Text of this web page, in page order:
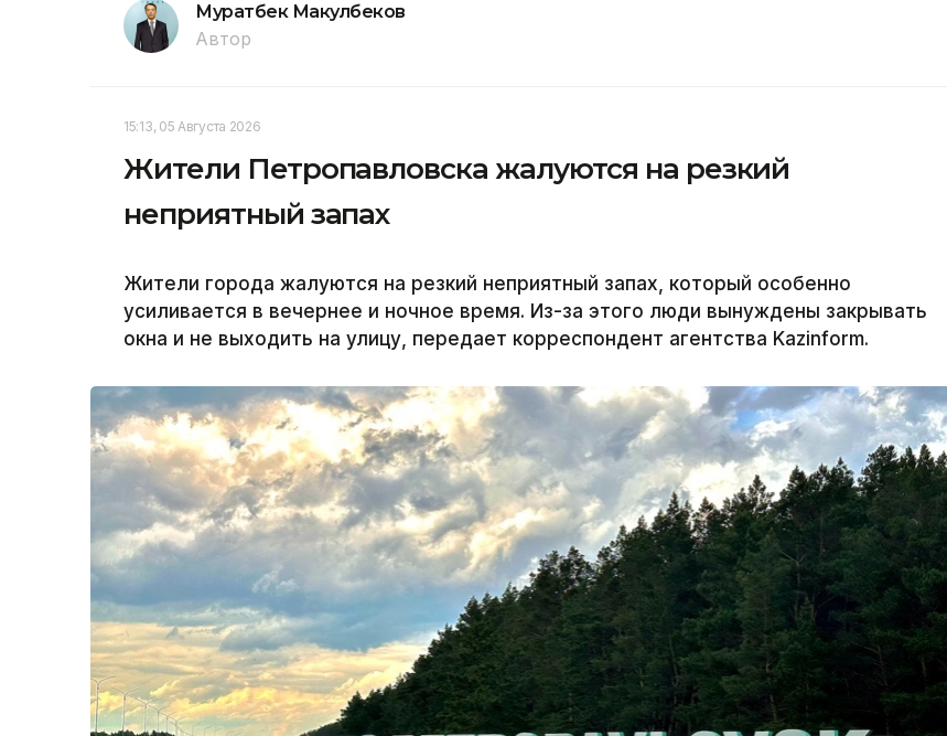
Муратбек Макулбеков
Автор
15:13, 05 Августа 2026
Жители Петропавловска жалуются на резкий
неприятный запах
Жители города жалуются на резкий неприятный запах, который особенно
усиливается в вечернее и ночное время. Из-за этого люди вынуждены закрывать
окна и не выходить на улицу, передает корреспондент агентства Kazinform.